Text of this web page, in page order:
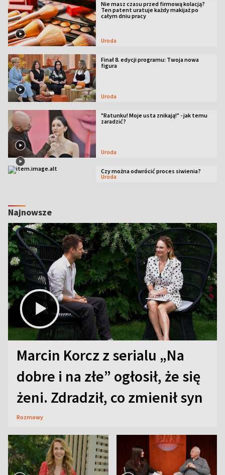
Nie masz czasu przed firmową kolacją?
Ten patent uratuje każdy makijaż po
całym dniu pracy
Uroda
Finał 8. edycji programu: Twoja nowa
figura
Uroda
"Ratunku! Moje usta znikają!" - jak temu
zaradzić?
Uroda
Czy można odwrócić proces siwienia?
Uroda
Najnowsze
Marcin Korcz z serialu „Na
dobre i na złe” ogłosił, że się
żeni. Zdradził, co zmienił syn
Rozmowy